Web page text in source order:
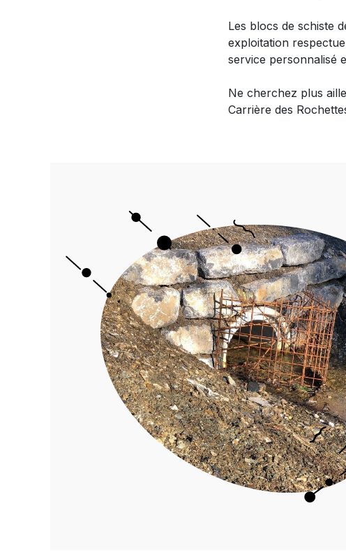
Les blocs de schiste
exploitation
service personnalisé
Ne cherchez plus
Carrière des